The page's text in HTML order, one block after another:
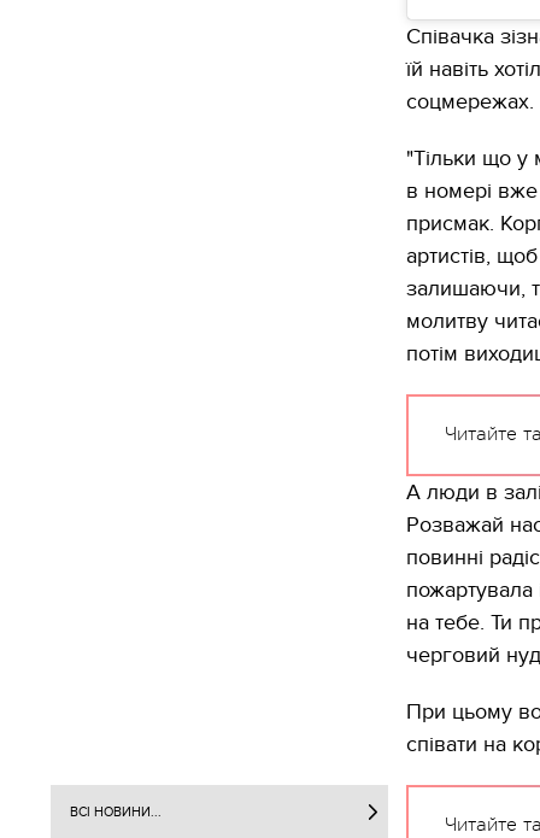
ВСІ НОВИНИ...
Співачка
їй навіть
соцмережах.
"Тільки що у
в номері
присмак.
артистів,
залишаючи,
молитву
потім
Читайте
А люди в
Розважай
повинні
пожартувала
на тебе. Ти
черговий
При цьому
співати на
Читайте